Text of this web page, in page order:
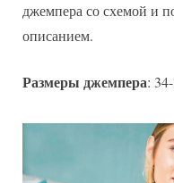
джемпера со схемой и
описанием.
Размеры джемпера: